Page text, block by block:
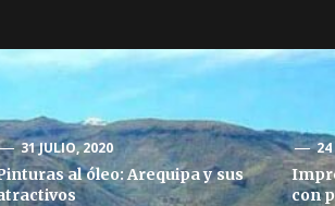
31 JULIO, 2020
al óleo: Arequipa y sus
24
con